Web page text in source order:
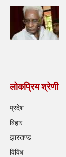
लोकप्रिय श्रेणी
प्रदेश
बिहार
झारखण्ड
विविध